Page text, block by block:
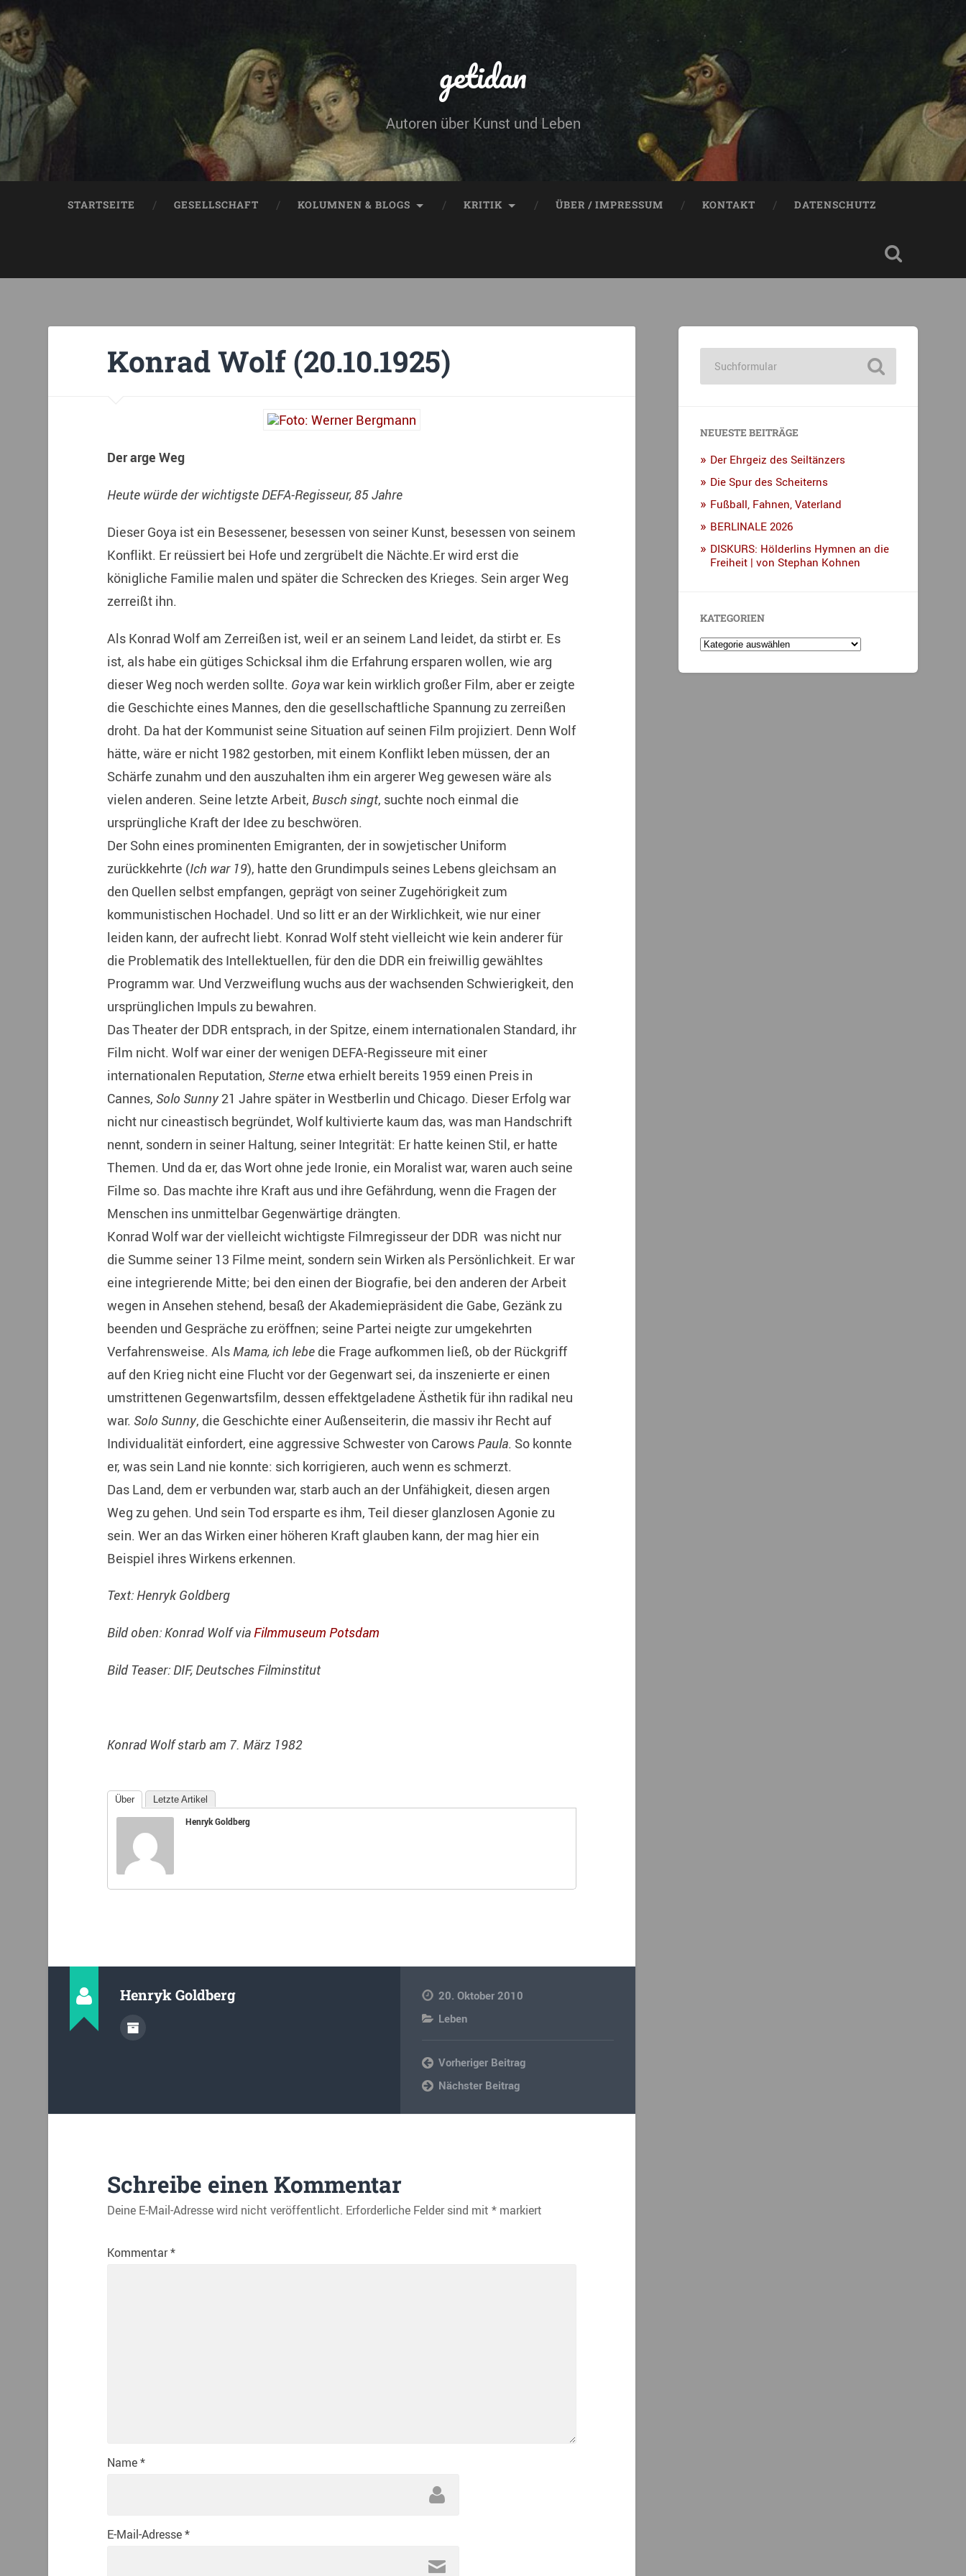
getidan
Autoren über Kunst und Leben
STARTSEITE GESELLSCHAFT KOLUMNEN & BLOGS KRITIK ÜBER / IMPRESSUM KONTAKT DATENSCHUTZ
Konrad Wolf (20.10.1925)
Der arge Weg
Heute würde der wichtigste DEFA-Regisseur, 85 Jahre
Dieser Goya ist ein Besessener, besessen von seiner Kunst, besessen von seinem
Konflikt. Er reüssiert bei Hofe und zergrübelt die Nächte.Er wird erst die
königliche Familie malen und später die Schrecken des Krieges. Sein arger Weg
zerreißt ihn.
Als Konrad Wolf am Zerreißen ist, weil er an seinem Land leidet, da stirbt er. Es
ist, als habe ein gütiges Schicksal ihm die Erfahrung ersparen wollen, wie arg
dieser Weg noch werden sollte. Goyawar kein wirklich großer Film, aber er zeigte
die Geschichte eines Mannes, den die gesellschaftliche Spannung zu zerreißen
droht. Da hat der Kommunist seine Situation auf seinen Film projiziert. Denn Wolf
hätte, wäre er nicht 1982 gestorben, mit einem Konflikt leben müssen, der an
Schärfe zunahm und den auszuhalten ihm ein argerer Weg gewesen wäre als
vielen anderen. Seine letzte Arbeit, Busch singt, suchte noch einmal die
ursprüngliche Kraft der Idee zu beschwören.
Der Sohn eines prominenten Emigranten, der in sowjetischer Uniform
zurückkehrte (Ich war 19), hatte den Grundimpuls seines Lebens gleichsam an
den Quellen selbst empfangen, geprägt von seiner Zugehörigkeit zum
kommunistischen Hochadel. Und so litt er an der Wirklichkeit, wie nur einer
leiden kann, der aufrecht liebt. Konrad Wolf steht vielleicht wie kein anderer für
die Problematik des Intellektuellen, für den die DDR ein freiwillig gewähltes
Programm war. Und Verzweiflung wuchs aus der wachsenden Schwierigkeit, den
ursprünglichen Impuls zu bewahren.
Das Theater der DDR entsprach, in der Spitze, einem internationalen Standard, ihr
Film nicht. Wolf war einer der wenigen DEFA-Regisseure mit einer
internationalen Reputation, Sterneetwa erhielt bereits 1959 einen Preis in
Cannes, Solo Sunny21 Jahre später in Westberlin und Chicago. Dieser Erfolg war
nicht nur cineastisch begründet, Wolf kultivierte kaum das, was man Handschrift
nennt, sondern in seiner Haltung, seiner Integrität: Er hatte keinen Stil, er hatte
Themen. Und da er, das Wort ohne jede Ironie, ein Moralist war, waren auch seine
Filme so. Das machte ihre Kraft aus und ihre Gefährdung, wenn die Fragen der
Menschen ins unmittelbar Gegenwärtige drängten.
Konrad Wolf war der vielleicht wichtigste Filmregisseur der DDR was nicht nur
die Summe seiner 13 Filme meint, sondern sein Wirken als Persönlichkeit. Er war
eine integrierende Mitte; bei den einen der Biografie, bei den anderen der Arbeit
wegen in Ansehen stehend, besaß der Akademiepräsident die Gabe, Gezänk zu
beenden und Gespräche zu eröffnen; seine Partei neigte zur umgekehrten
Verfahrensweise. Als Mama, ich lebedie Frage aufkommen ließ, ob der Rückgriff
auf den Krieg nicht eine Flucht vor der Gegenwart sei, da inszenierte er einen
umstrittenen Gegenwartsfilm, dessen effektgeladene Ästhetik für ihn radikal neu
war. Solo Sunny, die Geschichte einer Außenseiterin, die massiv ihr Recht auf
Individualität einfordert, eine aggressive Schwester von Carows Paula. So konnte
er, was sein Land nie konnte: sich korrigieren, auch wenn es schmerzt.
Das Land, dem er verbunden war, starb auch an der Unfähigkeit, diesen argen
Weg zu gehen. Und sein Tod ersparte es ihm, Teil dieser glanzlosen Agonie zu
sein. Wer an das Wirken einer höheren Kraft glauben kann, der mag hier ein
Beispiel ihres Wirkens erkennen.
Text: Henryk Goldberg
Bild oben: Konrad WolfviaFilmmuseum Potsdam
Bild Teaser: DIF, Deutsches Filminstitut
Konrad Wolf starb am 7. März 1982
Über Letzte Artikel
Henryk Goldberg
Henryk Goldberg
20. Oktober 2010
Leben
Vorheriger Beitrag
Nächster Beitrag
Schreibe einen Kommentar
Deine E-Mail-Adresse wird nicht veröffentlicht. Erforderliche Felder sind mit *markiert
Kommentar*
Name*
E-Mail-Adresse*
NEUESTE BEITRÄGE
Der Ehrgeiz des Seiltänzers
Die Spur des Scheiterns
Fußball, Fahnen, Vaterland
BERLINALE 2026
DISKURS: Hölderlins Hymnen an die
Freiheit | von Stephan Kohnen
KATEGORIEN